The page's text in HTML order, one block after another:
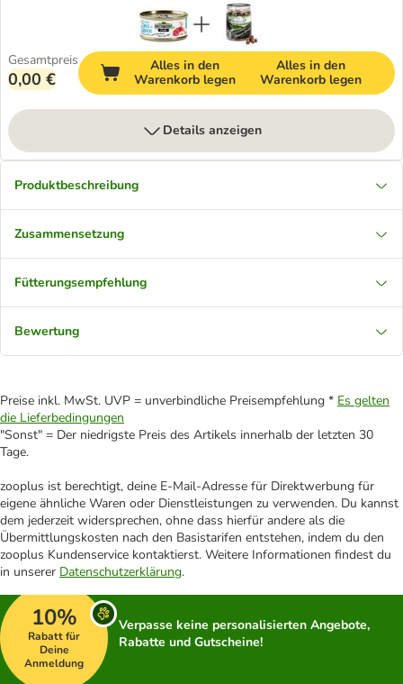
Gesamtpreis
0,00 €
Alles in den
Warenkorb legen
Alles in den
Warenkorb legen
Details anzeigen
Produktbeschreibung
Zusammensetzung
Fütterungsempfehlung
Bewertung
Preise inkl. MwSt. UVP = unverbindliche Preisempfehlung * Es gelten
die Lieferbedingungen
"Sonst" = Der niedrigste Preis des Artikels innerhalb der letzten 30
Tage.
zooplus ist berechtigt, deine E-Mail-Adresse für Direktwerbung für
eigene ähnliche Waren oder Dienstleistungen zu verwenden. Du kannst
dem jederzeit widersprechen, ohne dass hierfür andere als die
Übermittlungskosten nach den Basistarifen entstehen, indem du den
zooplus Kundenservice kontaktierst. Weitere Informationen findest du
in unserer Datenschutzerklärung.
10%
Rabatt für
Deine
Anmeldung
Verpasse keine personalisierten Angebote,
Rabatte und Gutscheine!